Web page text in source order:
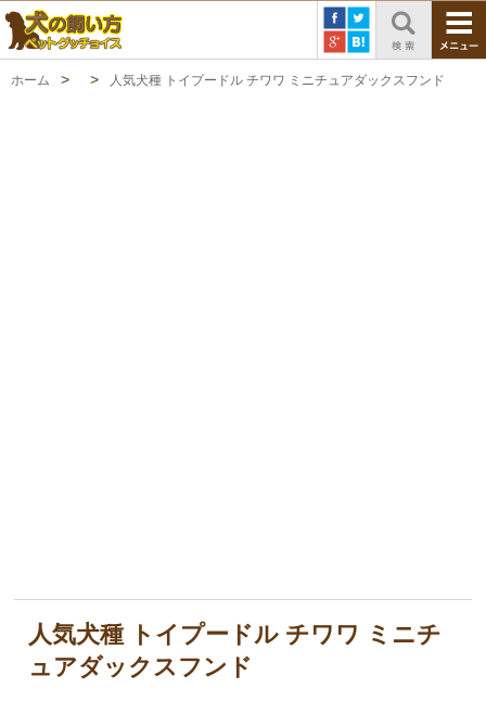
ホーム 人気犬種 トイプードル チワワ ミニチュアダックスフンド
人気犬種 トイプードル チワワ ミニチ
ュアダックスフンド